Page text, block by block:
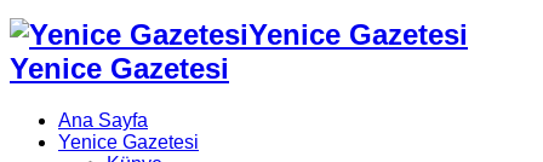
Yenice Gazetesi
Yenice Gazetesi
Ana Sayfa
Yenice Gazetesi